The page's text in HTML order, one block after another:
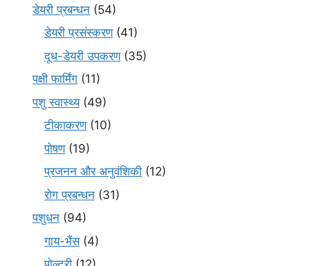
डेयरी प्रबन्धन (54)
डेयरी प्रसंस्करण(41)
दूध-डेयरी उपकरण(35)
पक्षी फार्मिंग (11)
पशु स्वास्थ्य(49)
टीकाकरण(10)
पोषण(19)
प्रजनन और अनुवंशिकी (12)
रोग प्रबन्धन (31)
पशुधन (94)
गाय-भैंस(4)